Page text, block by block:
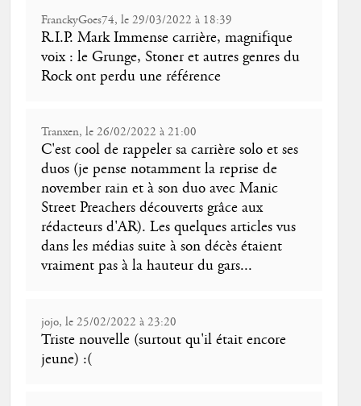
FranckyGoes74, le 29/03/2022 à 18:39
R.I.P. Mark Immense carrière, magnifique
voix : le Grunge, Stoner et autres genres du
Rock ont perdu une référence
Tranxen, le 26/02/2022 à 21:00
C'est cool de rappeler sa carrière solo et ses
duos (je pense notamment la reprise de
november rain et à son duo avec Manic
Street Preachers découverts grâce aux
rédacteurs d'AR). Les quelques articles vus
dans les médias suite à son décès étaient
vraiment pas à la hauteur du gars...
jojo, le 25/02/2022 à 23:20
Triste nouvelle (surtout qu'il était encore
jeune) :(